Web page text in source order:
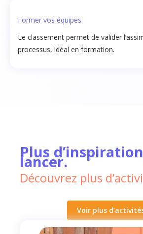
Former vos équipes
Le classement permet de valider
processus, idéal en formation.
Plus
lancer.
Découvrez plus
Voir plus